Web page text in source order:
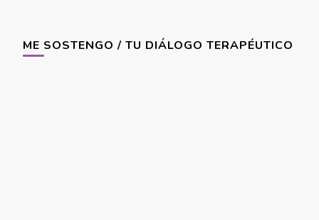
ME SOSTENGO / TU DIÁLOGO TERAPÉUTICO